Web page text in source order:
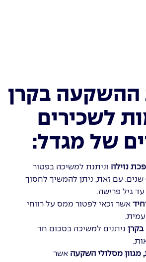
ההשקעה בקרן
לשכירים
של מגדל:
נזילה וניתנת למשיכה בפטור
ממס כבר לאחר 6 שנים. עם זאת, ניתן להמשיך לחסוך
גיל פרישה.
אשר זכאי לפטור ממס על רווחי
ניתנים למשיכה בסכום חד
מסלולי השקעה אשר